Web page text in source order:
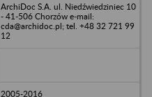
ArchiDoc S.A. ul. Niedźwiedziniec 10
- 41-506 Chorzów e-mail:
cda@archidoc.pl; tel. +48 32 721 99
12
2005-2016